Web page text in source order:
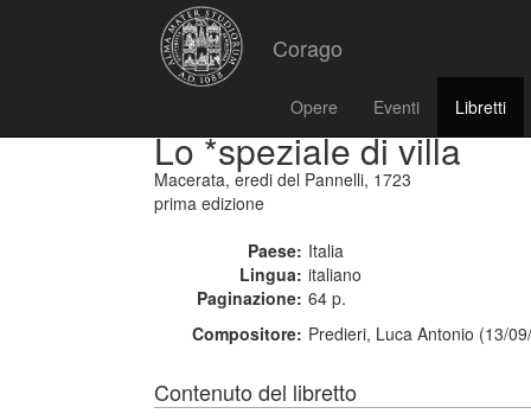
Corago
Opere Eventi Libretti
Lo *speziale di villa
Macerata, eredi del Pannelli, 1723
prima edizione
Paese: Italia
Lingua: italiano
Paginazione: 64 p.
Compositore: Predieri, Luca Antonio (13/
Contenuto del libretto